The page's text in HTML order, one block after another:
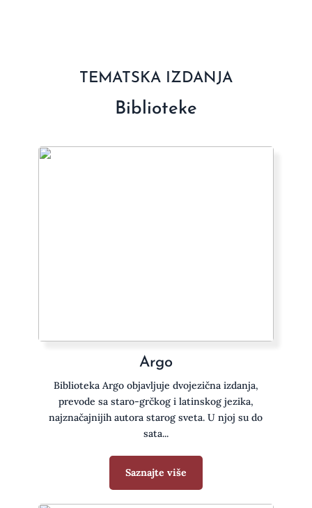
TEMATSKA IZDANJA
Biblioteke
Argo
Biblioteka Argo objavljuje dvojezična izdanja,
prevode sa staro-grčkog i latinskog jezika,
najznačajnijih autora starog sveta. U njoj su do
sata...
Saznajte više